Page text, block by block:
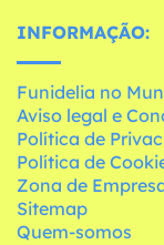
INFORMAÇÃO:
Funidelia no
Aviso legal e
Política de
Política de
Zona de
Sitemap
Quem-somos